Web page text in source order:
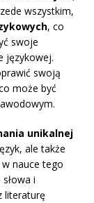
wszystkim,
, co
swoje
językowej.
swoją
może być
unikalnej
ale także
nauce tego
i
literaturę